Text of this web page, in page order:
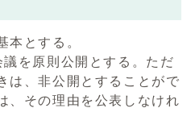
本とする。
を原則公開とする。ただ
は、非公開とすることがで
、その理由を公表しなけれ